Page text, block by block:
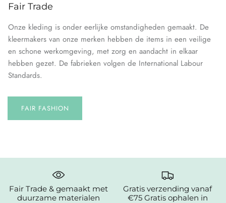
Fair Trade
Onze kleding is onder eerlijke omstandigheden gemaakt. De
kleermakers van onze merken hebben de items in een veilige
en schone werkomgeving, met zorg en aandacht in elkaar
hebben gezet. De fabrieken volgen de International Labour
Standards.
FAIR FASHION
Fair Trade & gemaakt met
duurzame materialen
Gratis verzending vanaf
€75 Gratis ophalen in